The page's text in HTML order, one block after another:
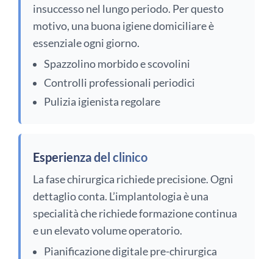
insuccesso nel lungo periodo. Per questo
motivo, una buona igiene domiciliare è
essenziale ogni giorno.
Spazzolino morbido e scovolini
Controlli professionali periodici
Pulizia igienista regolare
Esperienza del clinico
La fase chirurgica richiede precisione. Ogni
dettaglio conta. L’implantologia è una
specialità che richiede formazione continua
e un elevato volume operatorio.
Pianificazione digitale pre-chirurgica